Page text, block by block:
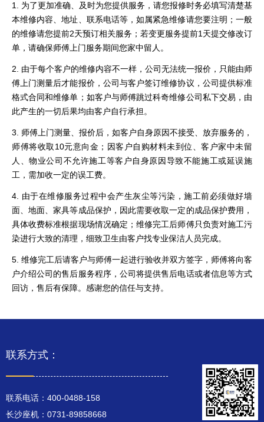
1. 为了更加准确、及时为您提供服务，请您报修时务必填写清楚基
本维修内容、地址、联系电话等，如属紧急维修请您要注明；一般
的维修请您提前2天预订相关服务；若变更服务提前1天提交修改订
单，请确保师傅上门服务期间您家中留人。
2. 由于每个客户的维修内容不一样，公司无法统一报价，只能由师
傅上门测量后才能报价，公司与客户签订维修协议，公司提供标准
格式合同和维修单；如客户与师傅跳过科奇维修公司私下交易，由
此产生的一切后果均由客户自行承担。
3. 师傅上门测量、报价后，如客户自身原因不接受、放弃服务的，
师傅将收取10元意向金；因客户自购材料未到位、客户家中未留
人、物业公司不允许施工等客户自身原因导致不能施工或延误施
工，需加收一定的误工费。
4. 由于在维修服务过程中会产生灰尘等污染，施工前必须做好墙
面、地面、家具等成品保护，因此需要收取一定的成品保护费用，
具体收费标准根据现场情况确定；维修完工后师傅只负责对施工污
染进行大致的清理，细致卫生由客户找专业保洁人员完成。
5. 维修完工后请客户与师傅一起进行验收并双方签字，师傅将向客
户介绍公司的售后服务程序，公司将提供售后电话或者信息等方式
回访，售后有保障。感谢您的信任与支持。
联系电话：400-0488-158
长沙座机：0731-89858668
联系方式：